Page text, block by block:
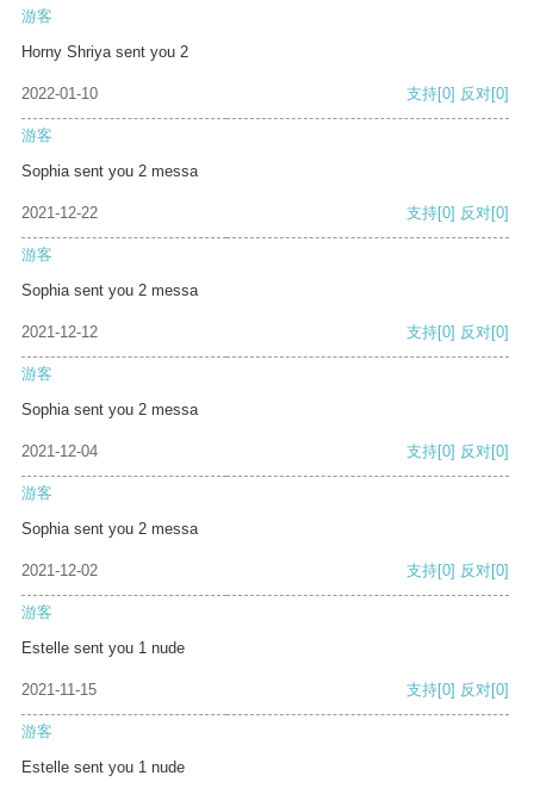
游客
Horny Shriya sent you 2
2022-01-10 支持[0] 反对[0]
游客
Sophia sent you 2 messa
2021-12-22 支持[0] 反对[0]
游客
Sophia sent you 2 messa
2021-12-12 支持[0] 反对[0]
游客
Sophia sent you 2 messa
2021-12-04 支持[0] 反对[0]
游客
Sophia sent you 2 messa
2021-12-02 支持[0] 反对[0]
游客
Estelle sent you 1 nude
2021-11-15 支持[0] 反对[0]
游客
Estelle sent you 1 nude